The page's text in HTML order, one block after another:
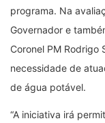
programa. Na
Governador e
Coronel PM Rodrigo
necessidade de
de água potável.
“A iniciativa irá